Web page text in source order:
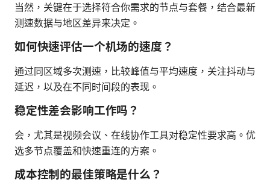
当然，关键在于选择符合你需求的节点与套餐，结合最新
测速数据与地区差异来决定。
如何快速评估一个机场的速度？
通过同区域多次测速，比较峰值与平均速度，关注抖动与
延迟，以及在不同时间段的表现。
稳定性差会影响工作吗？
会，尤其是视频会议、在线协作工具对稳定性要求高。优
选多节点覆盖和快速重连的方案。
成本控制的最佳策略是什么？